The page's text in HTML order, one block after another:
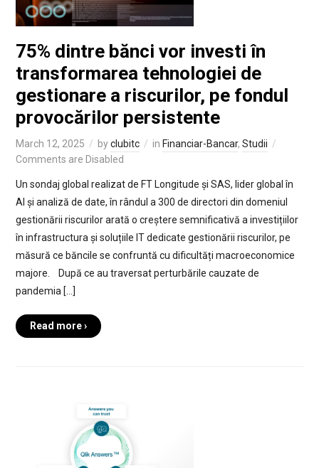
75% dintre bănci vor investi în
transformarea tehnologiei de
gestionare a riscurilor, pe fondul
provocărilor persistente
March 12, 2025 byclubitc in Financiar-Bancar, Studii
Comments are Disabled
Un sondaj global realizat de FT Longitude și SAS, lider global în
AI și analiză de date, în rândul a 300 de directori din domeniul
gestionării riscurilor arată o creștere semnificativă a investițiilor
în infrastructura și soluțiile IT dedicate gestionării riscurilor, pe
măsură ce băncile se confruntă cu dificultăți macroeconomice
majore. După ce au traversat perturbările cauzate de
pandemia […]
Read more ›